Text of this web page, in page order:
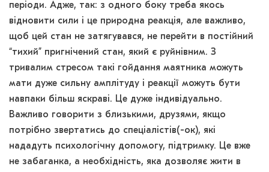
періоди. Адже, так: з одного боку треба якось
відновити сили і це природна реакція, але важливо,
щоб цей стан не затягувався, не перейти в постійний
“тихий” пригнічений стан, який є руйнівним. З
тривалим стресом такі гойдання маятника можуть
мати дуже сильну амплітуду і реакції можуть бути
навпаки більш яскраві. Це дуже індивідуально.
Важливо говорити з близькими, друзями, якщо
потрібно звертатись до спеціалістів(-ок), які
нададуть психологічну допомогу, підтримку. Це вже
не забаганка, а необхідність, яка дозволяє жити в